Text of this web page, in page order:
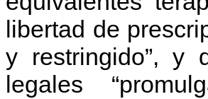
libertad de
y restringido”, y
legales